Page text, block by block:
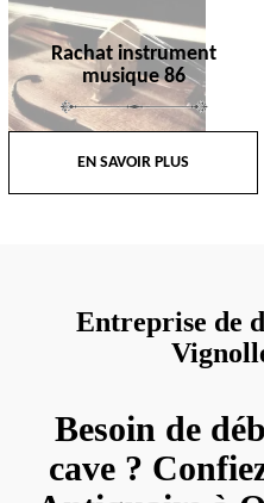
Rachat instrument
musique 86
EN SAVOIR PLUS
Entreprise de
Besoin de
cave ?